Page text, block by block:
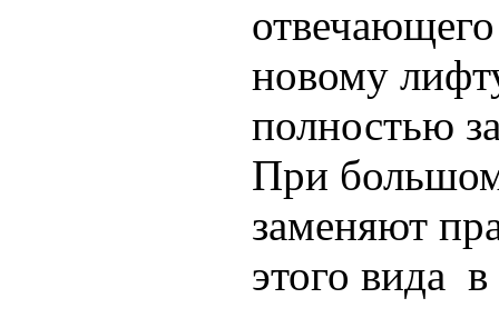
новому
полностью
При
заменяют
этого вида